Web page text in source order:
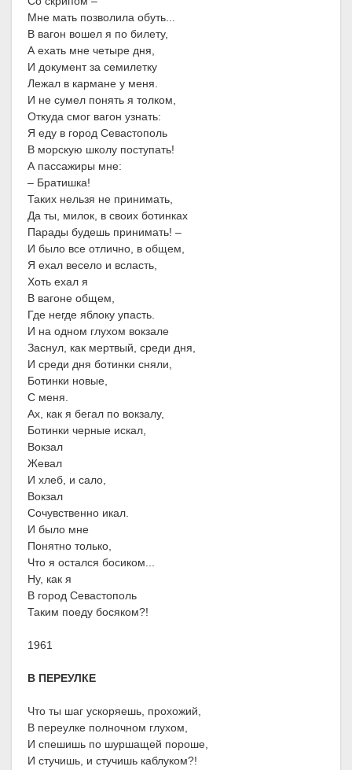
Мне мать позволила обуть...
В вагон вошел я по билету,
А ехать мне четыре дня,
И документ за семилетку
Лежал в кармане у меня.
И не сумел понять я толком,
Откуда смог вагон узнать:
Я еду в город Севастополь
В морскую школу поступать!
А пассажиры мне:
– Братишка!
Таких нельзя не принимать,
Да ты, милок, в своих ботинках
Парады будешь принимать! –
И было все отлично, в общем,
Я ехал весело и всласть,
Хоть ехал я
В вагоне общем,
Где негде яблоку упасть.
И на одном глухом вокзале
Заснул, как мертвый, среди дня,
И среди дня ботинки сняли,
Ботинки новые,
С меня.
Ах, как я бегал по вокзалу,
Ботинки черные искал,
Вокзал
Жевал
И хлеб, и сало,
Вокзал
Сочувственно икал.
И было мне
Понятно только,
Что я остался босиком...
Ну, как я
В город Севастополь
Таким поеду босяком?!
1961
В ПЕРЕУЛКЕ
Что ты шаг ускоряешь, прохожий,
В переулке полночном глухом,
И спешишь по шуршащей пороше,
И стучишь, и стучишь каблуком?!